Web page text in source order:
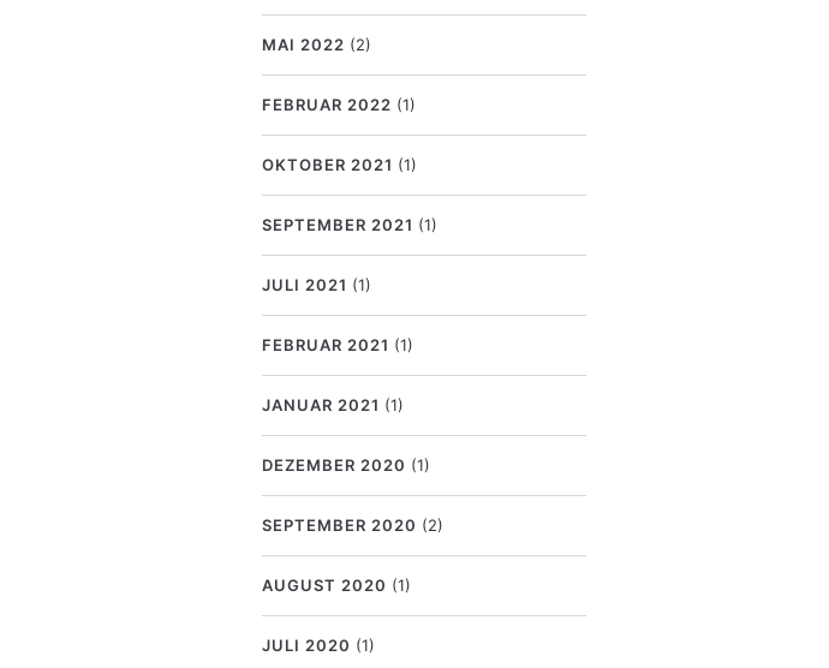
MAI 2022 (2)
FEBRUAR 2022 (1)
OKTOBER 2021 (1)
SEPTEMBER 2021 (1)
JULI 2021 (1)
FEBRUAR 2021 (1)
JANUAR 2021 (1)
DEZEMBER 2020 (1)
SEPTEMBER 2020 (2)
AUGUST 2020 (1)
JULI 2020 (1)